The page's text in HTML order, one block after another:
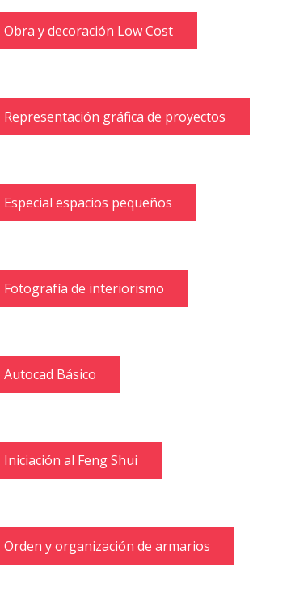
Obra y decoración Low Cost
Representación gráfica de proyectos
Especial espacios pequeños
Fotografía de interiorismo
Autocad Básico
Iniciación al Feng Shui
Orden y organización de armarios